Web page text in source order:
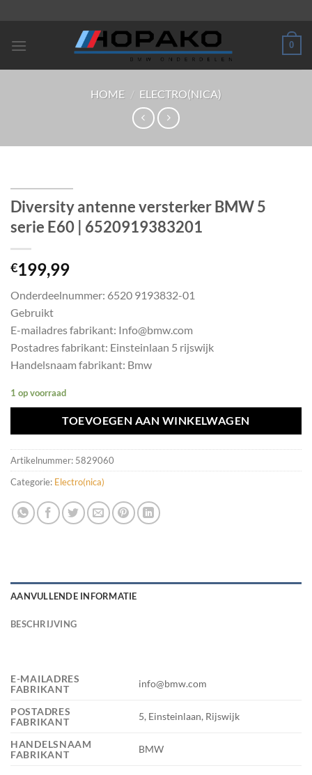
inhoud
0
HOME / ELECTRO(NICA)
Diversity antenne versterker BMW 5
serie E60 | 6520919383201
€199,99
Onderdeelnummer: 6520 9193832-01
Gebruikt
E-mailadres fabrikant: Info@bmw.com
Postadres fabrikant: Einsteinlaan 5 rijswijk
Handelsnaam fabrikant: Bmw
1 op voorraad
TOEVOEGEN AAN WINKELWAGEN
Artikelnummer: 5829060
Categorie: Electro(nica)
AANVULLENDE INFORMATIE
BESCHRIJVING
E-MAILADRES
FABRIKANT
info@bmw.com
POSTADRES
FABRIKANT
5, Einsteinlaan, Rijswijk
HANDELSNAAM
FABRIKANT
BMW